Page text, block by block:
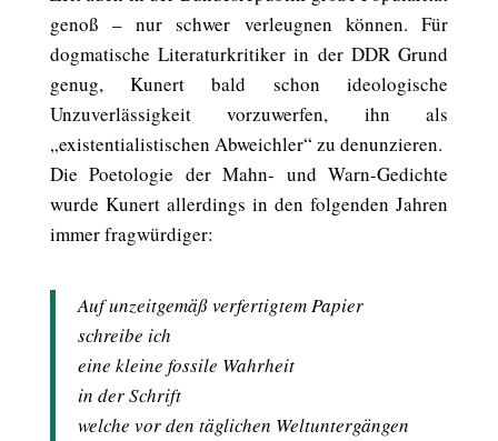
genoß – nur schwer verleugnen können. Für
dogmatische Literaturkritiker in der DDR Grund
genug, Kunert bald schon ideologische
Unzuverlässigkeit vorzuwerfen, ihn als
„existentialistischen Abweichler“ zu denunzieren.
Die Poetologie der Mahn- und Warn-Gedichte
wurde Kunert allerdings in den folgenden Jahren
immer fragwürdiger:
Auf unzeitgemäß verfertigtem Papier
schreibe ich
eine kleine fossile Wahrheit
in der Schrift
welche vor den täglichen Weltuntergängen